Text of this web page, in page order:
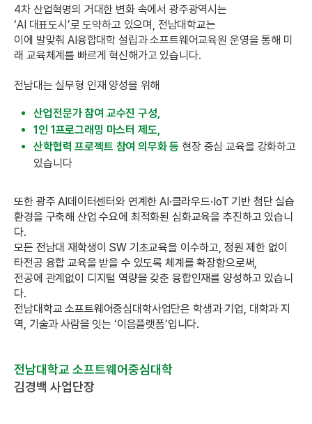
4차 산업혁명의 거대한 변화 속에서 광주광역시는
‘AI 대표도시’로 도약하고 있으며, 전남대학교는
이에 발맞춰 AI융합대학 설립과 소프트웨어교육원 운영을 통해 미
래 교육체계를 빠르게 혁신해가고 있습니다.
전남대는 실무형 인재 양성을 위해
산업전문가 참여 교수진 구성,
1인 1프로그래밍 마스터 제도,
산학협력 프로젝트 참여 의무화 등 현장 중심 교육을 강화하고
있습니다
또한 광주 AI데이터센터와 연계한 AI·클라우드·IoT 기반 첨단 실습
환경을 구축해 산업 수요에 최적화된 심화교육을 추진하고 있습니
다.
모든 전남대 재학생이 SW 기초교육을 이수하고, 정원 제한 없이
타전공 융합 교육을 받을 수 있도록 체계를 확장함으로써,
전공에 관계없이 디지털 역량을 갖춘 융합인재를 양성하고 있습니
다.
전남대학교 소프트웨어중심대학사업단은 학생과 기업, 대학과 지
역, 기술과 사람을 잇는 ‘이음플랫폼’입니다.
전남대학교 소프트웨어중심대학
김경백 사업단장